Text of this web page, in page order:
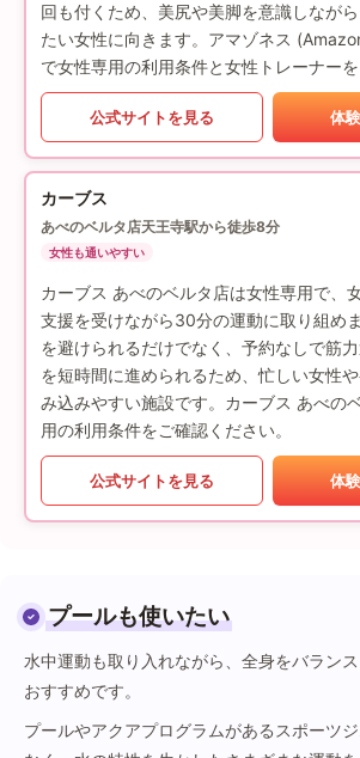
回も付くため、美尻や美脚を意識しなが
たい女性に向きます。アマゾネス
で女性専用の利用条件と女性トレーナーを
公式サイトを見る 体
カーブス
あべのベルタ店天王寺駅から徒歩8分
女性も通いやすい
カーブス あべのベルタ店は女性専用で、
支援を受けながら30分の運動に取り組め
を避けられるだけでなく、予約なしで筋
を短時間に進められるため、忙しい女性
み込みやすい施設です。カーブス あべの
用の利用条件をご確認ください。
公式サイトを見る 体
プールも使いたい
水中運動も取り入れながら、全身をバラン
おすすめです。
プールやアクアプログラムがあるスポーツ